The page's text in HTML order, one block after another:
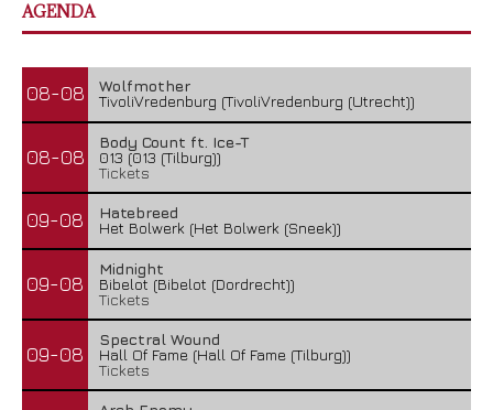
AGENDA
08-08
Wolfmother
TivoliVredenburg (TivoliVredenburg (Utrecht))
08-08
Body Count ft. Ice-T
013 (013 (Tilburg))
Tickets
09-08
Hatebreed
Het Bolwerk (Het Bolwerk (Sneek))
09-08
Midnight
Bibelot (Bibelot (Dordrecht))
Tickets
09-08
Spectral Wound
Hall Of Fame (Hall Of Fame (Tilburg))
Tickets